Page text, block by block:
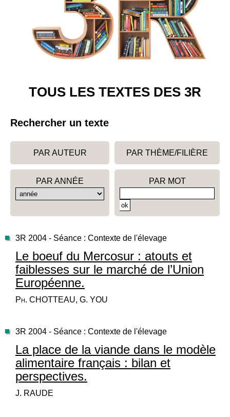
TOUS LES TEXTES DES 3R
Rechercher un texte
PAR AUTEUR PAR THÈME/FILIÈRE
PAR ANNÉE PAR MOT
3R 2004 - Séance : Contexte de l'élevage
Le boeuf du Mercosur : atouts et
faiblesses sur le marché de l’Union
Européenne.
Ph. CHOTTEAU, G. YOU
3R 2004 - Séance : Contexte de l'élevage
La place de la viande dans le modèle
alimentaire français : bilan et
perspectives.
J. RAUDE